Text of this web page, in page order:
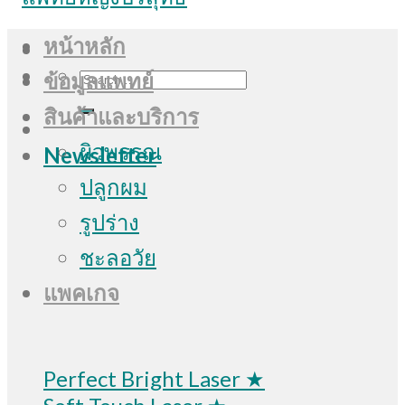
Search
for:
Newsletter
หน้าหลัก
ข้อมูลแพทย์
สินค้าและบริการ
ผิวพรรณ
ปลูกผม
รูปร่าง
ชะลอวัย
แพคเกจ
Perfect Bright Laser ★